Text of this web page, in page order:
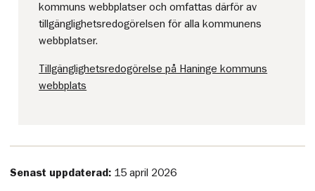
kommuns webbplatser och omfattas därför av
tillgänglighetsredogörelsen för alla kommunens
webbplatser.
Tillgänglighetsredogörelse på Haninge kommuns
webbplats
Senast uppdaterad: 15 april 2026